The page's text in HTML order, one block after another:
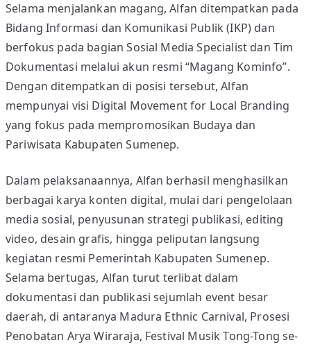
Selama menjalankan magang, Alfan ditempatkan pada
Bidang Informasi dan Komunikasi Publik (IKP) dan
berfokus pada bagian Sosial Media Specialist dan Tim
Dokumentasi melalui akun resmi “Magang Kominfo”.
Dengan ditempatkan di posisi tersebut, Alfan
mempunyai visi Digital Movement for Local Branding
yang fokus pada mempromosikan Budaya dan
Pariwisata Kabupaten Sumenep.
Dalam pelaksanaannya, Alfan berhasil menghasilkan
berbagai karya konten digital, mulai dari pengelolaan
media sosial, penyusunan strategi publikasi, editing
video, desain grafis, hingga peliputan langsung
kegiatan resmi Pemerintah Kabupaten Sumenep.
Selama bertugas, Alfan turut terlibat dalam
dokumentasi dan publikasi sejumlah event besar
daerah, di antaranya Madura Ethnic Carnival, Prosesi
Penobatan Arya Wiraraja, Festival Musik Tong-Tong se-